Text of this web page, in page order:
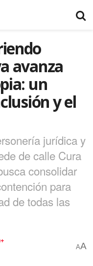
avanza
un
y el
jurídica y
de calle Cura
consolidar
para
de todas las
AA